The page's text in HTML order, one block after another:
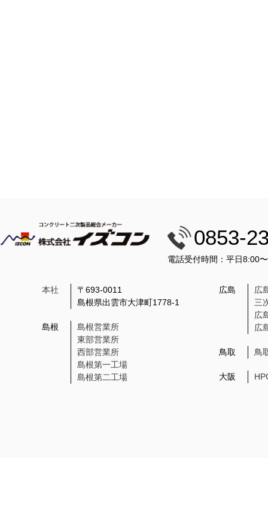
0853-
電話受付時間：平日8:00
本社
〒693-0011
島根県出雲市大津町1778-1
島根
島根営業所
東部営業所
西部営業所
島根第一工場
島根第二工場
広島
広
三
広
広
鳥取 鳥
大阪